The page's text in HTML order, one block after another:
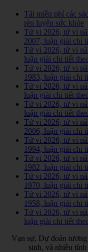
Tải miễn phí các
rèn luyện sức khỏe
Tử vi 2026, tử vi
2007, luận giải chi
Tử vi 2026, tử vi
luận giải chi tiết
Tử vi 2026, tử vi
1983, luận giải chi
Tử vi 2026, tử vi
luận giải chi tiết
Tử vi 2026, tử vi
luận giải chi tiết
Tử vi 2026, tử vi
2006, luận giải chi
Tử vi 2026, tử vi
1994, luận giải chi
Tử vi 2026, tử vi
1982, luận giải chi
Tử vi 2026, tử vi
1970, luận giải chi
Tử vi 2026, tử vi
1958, luận giải chi
Tử vi 2026, tử vi
luận giải chi tiết
Vạn sự, Dự đoán tương
sinh, và nhiều tính